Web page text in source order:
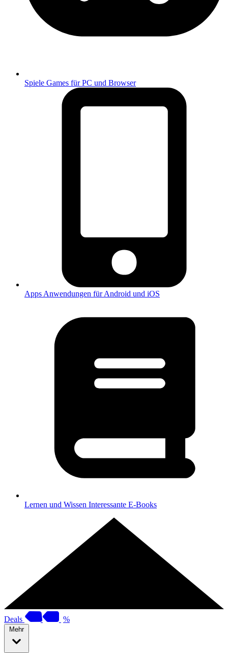
Spiele Games für PC und Browser
Apps Anwendungen für Android und iOS
Lernen und Wissen Interessante E-Books
Deals %
Mehr